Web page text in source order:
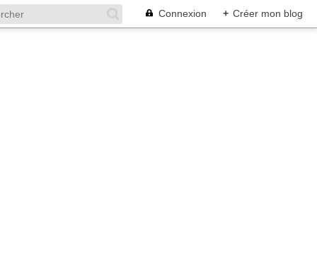
Connexion + Créer mon blog